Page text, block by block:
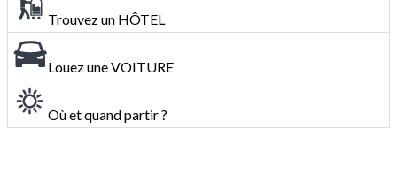
Trouvez un HÔTEL
Louez une VOITURE
Où et quand partir ?